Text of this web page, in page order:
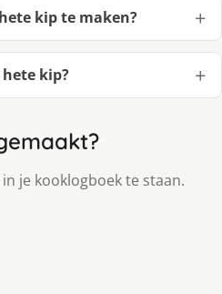
kip te maken?
kip?
je kooklogboek te staan.